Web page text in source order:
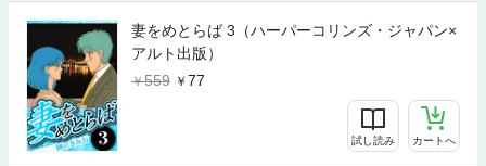
妻をめとらば 3（ハーパーコリンズ・ジャパン×
アルト出版）
559
77
試し読み カートへ